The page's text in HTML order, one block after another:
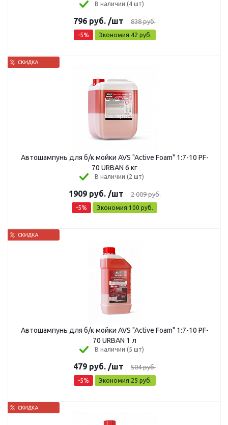
В наличии (4 шт)
796 руб. /шт 838руб.
-5% Экономия 42 руб.
Автошампунь для б/к мойки AVS "Active Foam" 1:7-10 PF-
70 URBAN 6 кг
В наличии (2 шт)
1909руб. /шт 2 009руб.
-5% Экономия 100 руб.
Автошампунь для б/к мойки AVS "Active Foam" 1:7-10 PF-
70 URBAN 1 л
В наличии (5 шт)
479 руб. /шт 504руб.
-5% Экономия 25 руб.